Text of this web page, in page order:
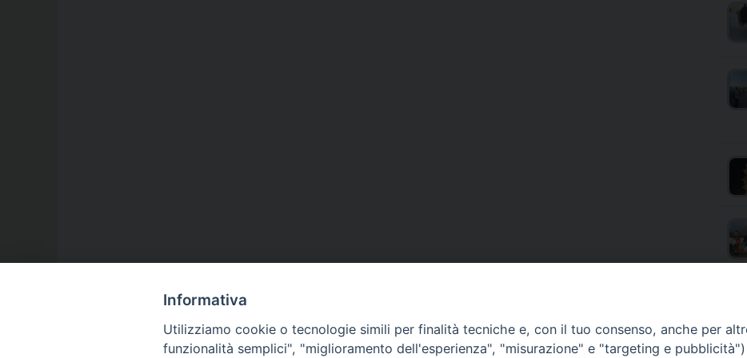
Informativa
Utilizziamo cookie o tecnologie simili per finalità tecniche e, con il tuo consenso, anche per
funzionalità semplici", "miglioramento dell'esperienza", "misurazione" e "targeting e